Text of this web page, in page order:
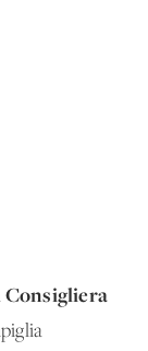
Consigliera